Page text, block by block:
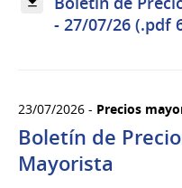
- 27/07/26 (.pdf
23/07/2026 - Precios
Boletín de
Mayorista